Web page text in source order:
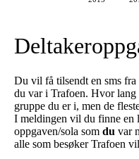
Du vil få tilsendt en sms fra
du var i Trafoen. Hvor lang
gruppe du er i, men de
I meldingen vil du finne en
oppgaven/sola som du var
alle som besøker Trafoen